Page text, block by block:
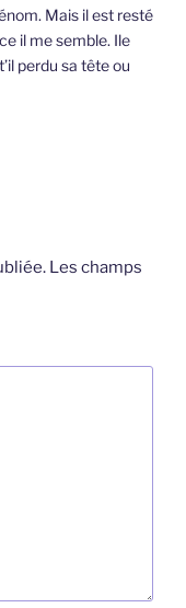
Mais il est resté
il me semble. Ile
perdu sa tête ou
Les champs